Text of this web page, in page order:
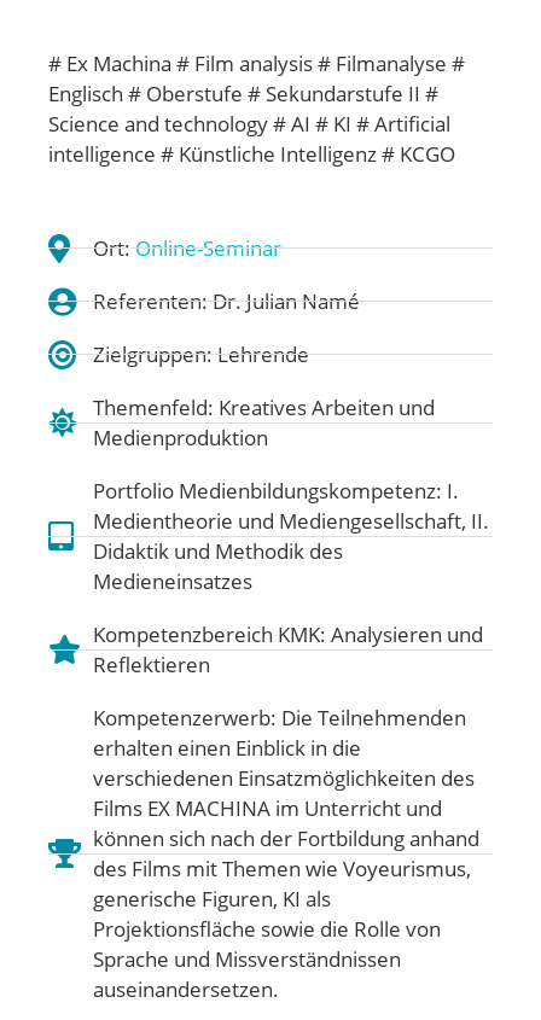
# Ex Machina # Film analysis # Filmanalyse #
Englisch # Oberstufe # Sekundarstufe II #
Science and technology # AI # KI # Artificial
intelligence # Künstliche Intelligenz # KCGO
Ort:Online-Seminar
Referenten: Dr. Julian Namé
Zielgruppen: Lehrende
Themenfeld: Kreatives Arbeiten und
Medienproduktion
Portfolio Medienbildungskompetenz: I.
Medientheorie und Mediengesellschaft, II.
Didaktik und Methodik des
Medieneinsatzes
Kompetenzbereich KMK: Analysieren und
Reflektieren
Kompetenzerwerb: Die Teilnehmenden
erhalten einen Einblick in die
verschiedenen Einsatzmöglichkeiten des
Films EX MACHINA im Unterricht und
können sich nach der Fortbildung anhand
des Films mit Themen wie Voyeurismus,
generische Figuren, KI als
Projektionsfläche sowie die Rolle von
Sprache und Missverständnissen
auseinandersetzen.